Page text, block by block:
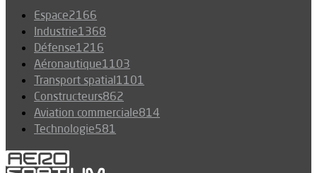
Espace2166
Industrie1368
Défense1216
Aéronautique1103
Transport spatial1101
Constructeurs862
Aviation commerciale814
Technologie581